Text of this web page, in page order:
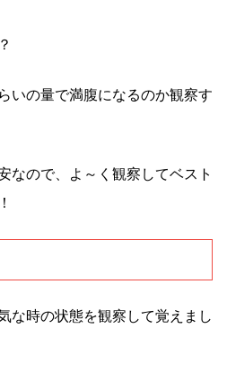
いの量で満腹になるのか観察す
なので、よ～く観察してベスト
な時の状態を観察して覚えまし